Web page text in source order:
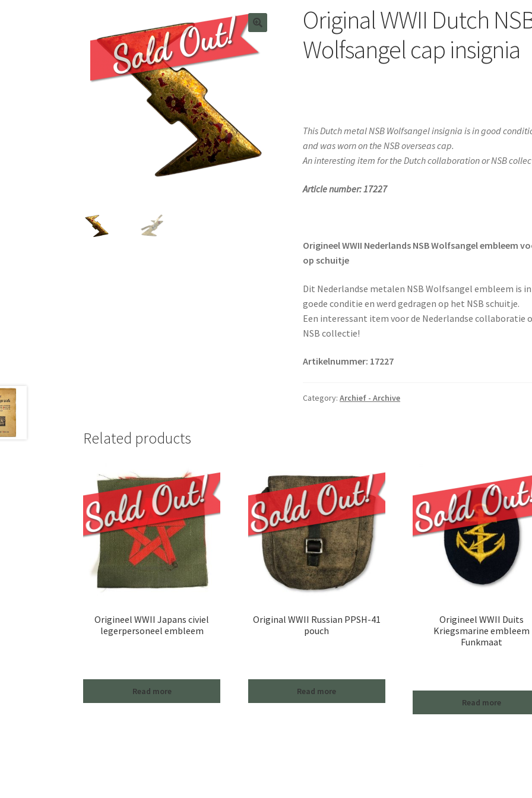
Original WWII Dutch
Wolfsangel cap insignia
This Dutch metal NSB Wolfsangel insignia is in good
and was worn on the NSB overseas cap.
An interesting item for the Dutch collaboration or NSB
Article number: 17227
Origineel WWII Nederlands NSB Wolfsangel embleem
op schuitje
Dit Nederlandse metalen NSB Wolfsangel embleem is in
goede conditie en werd gedragen op het NSB schuitje.
Een interessant item voor de Nederlandse collaboratie
NSB collectie!
Artikelnummer: 17227
Category:Archief - Archive
Related products
Origineel WWII Japans civiel
legerpersoneel embleem
Read more
Original WWII Russian PPSH-41
pouch
Read more
Origineel WWII Duits
Kriegsmarine embleem
Funkmaat
Read more